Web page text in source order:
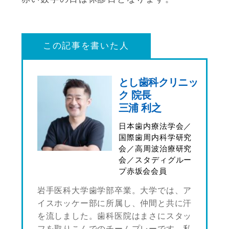
この記事を書いた人
とし歯科クリニッ
ク 院長
三浦 利之
日本歯内療法学会／
国際歯周内科学研究
会／高周波治療研究
会／スタディグルー
プ赤坂会会員
岩手医科大学歯学部卒業。大学では、ア
イスホッケー部に所属し、仲間と共に汗
を流しました。歯科医院はまさにスタッ